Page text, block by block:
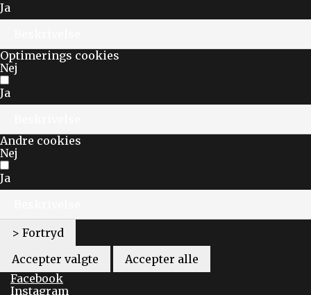
Ja
Optimerings cookies
Nej
Ja
Andre cookies
Nej
Ja
> Fortryd
Accepter valgte
Accepter alle
Facebook
Instagram